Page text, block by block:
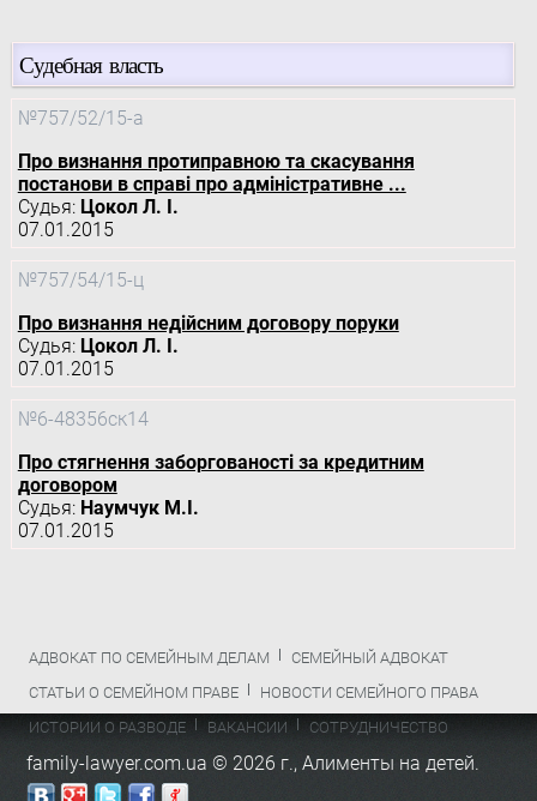
Судебная власть
№757/52/15-а
Про визнання протиправною та скасування
постанови в справі про адміністративне ...
Судья: Цокол Л. І.
07.01.2015
№757/54/15-ц
Про визнання недійсним договору поруки
Судья: Цокол Л. І.
07.01.2015
№6-48356ск14
Про стягнення заборгованості за кредитним
договором
Судья: Наумчук М.І.
07.01.2015
АДВОКАТ ПО СЕМЕЙНЫМ ДЕЛАМ
СЕМЕЙНЫЙ АДВОКАТ
СТАТЬИ О СЕМЕЙНОМ ПРАВЕ
НОВОСТИ СЕМЕЙНОГО ПРАВА
ИСТОРИИ О РАЗВОДЕ
ВАКАНСИИ СОТРУДНИЧЕСТВО
family-lawyer.com.ua © 2026 г.,Алименты на детей.